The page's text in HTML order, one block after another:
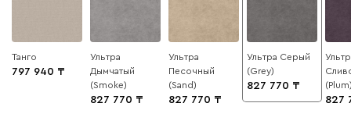
Танго
797 940
Ультра
Дымчатый
(Smoke)
827 770
Ультра
Песочный
(Sand)
827 770
Ультра Серый
(Grey)
827 770
827